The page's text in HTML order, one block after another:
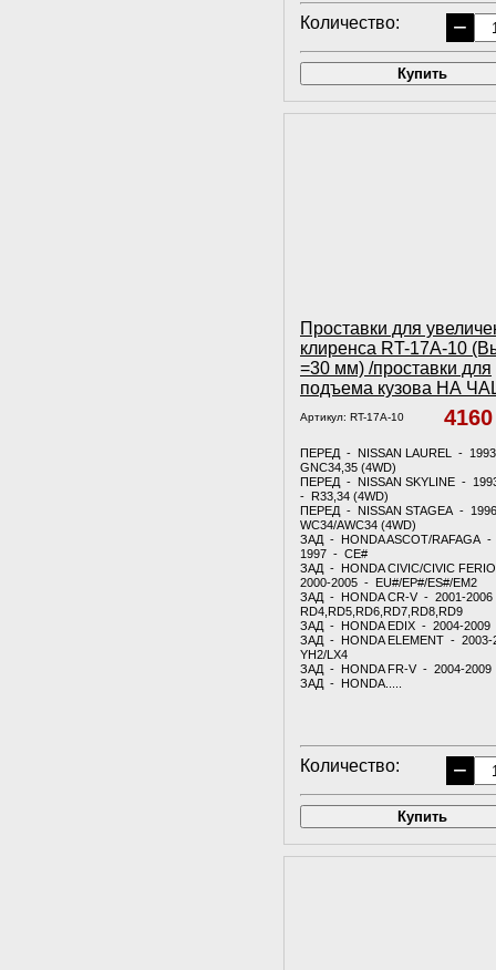
Количество: −
Купить
Проставки для
клиренса RT-17A-10
=30 мм) /проставки для
подъема кузова НА
Артикул: RT-17A-10
ПЕРЕД - NISSAN LAUREL -
GNC34,35 (4WD)
ПЕРЕД - NISSAN SKYLINE -
- R33,34 (4WD)
ПЕРЕД - NISSAN STAGEA -
WC34/AWC34 (4WD)
ЗАД - HONDA ASCOT/RAFAGA -
1997 - CE#
ЗАД - HONDA CIVIC/CIVIC
2000-2005 - EU#/EP#/ES#/EM2
ЗАД - HONDA CR-V - 2001-
RD4,RD5,RD6,RD7,RD8,RD9
ЗАД - HONDA EDIX - 2004-2009
ЗАД - HONDA ELEMENT -
YH2/LX4
ЗАД - HONDA FR-V - 2004-
ЗАД - HONDA.....
Количество: −
Купить